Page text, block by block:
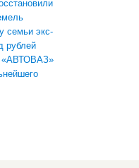
семьи экс-
рублей
«АВТОВАЗ»